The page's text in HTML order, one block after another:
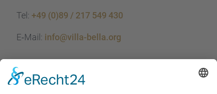
Tel: +49 (0)89 / 217 549 430
E‑Mail: info@villa-bella.org